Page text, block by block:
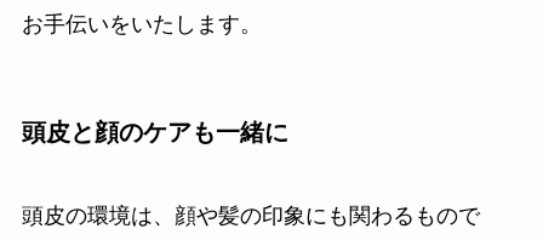
お手伝いをいたします。
頭皮と顔のケアも一緒に
頭皮の環境は、顔や髪の印象にも関わるもので